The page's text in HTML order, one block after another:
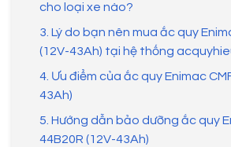
cho loại xe nào?
3. Lý do bạn nên mua ắc quy
(12V-43Ah) tại hệ thống
4. Ưu điểm của ắc quy Enimac
43Ah)
5. Hướng dẫn bảo dưỡng ắc quy
44B20R (12V-43Ah)